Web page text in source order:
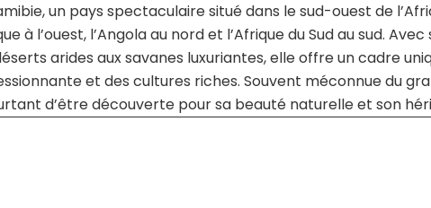
un pays spectaculaire situé dans le sud-ouest de
à l’ouest, l’Angola au nord et l’Afrique du Sud au sud.
arides aux savanes luxuriantes, elle offre un cadre
et des cultures riches. Souvent méconnue du
d’être découverte pour sa beauté naturelle et son